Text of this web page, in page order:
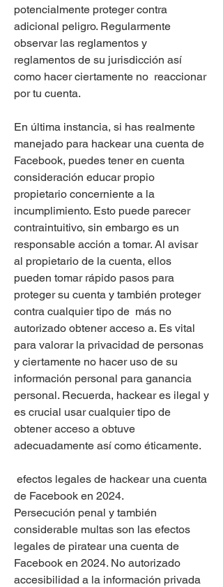
potencialmente proteger contra
adicional peligro. Regularmente
observar las reglamentos y
reglamentos de su jurisdicción así
como hacer ciertamente no  reaccionar
por tu cuenta.
En última instancia, si has realmente
manejado para hackear una cuenta de
Facebook, puedes tener en cuenta
consideración educar propio
propietario concerniente a la
incumplimiento. Esto puede parecer
contraintuitivo, sin embargo es un
responsable acción a tomar. Al avisar
al propietario de la cuenta, ellos
pueden tomar rápido pasos para
proteger su cuenta y también proteger
contra cualquier tipo de  más no
autorizado obtener acceso a. Es vital
para valorar la privacidad de personas
y ciertamente no hacer uso de su
información personal para ganancia
personal. Recuerda, hackear es ilegal y
es crucial usar cualquier tipo de
obtener acceso a obtuve
adecuadamente así como éticamente.
de Facebook en 2024.
Persecución penal y también
considerable multas son las efectos
legales de piratear una cuenta de
Facebook en 2024. No autorizado
accesibilidad a la información privada